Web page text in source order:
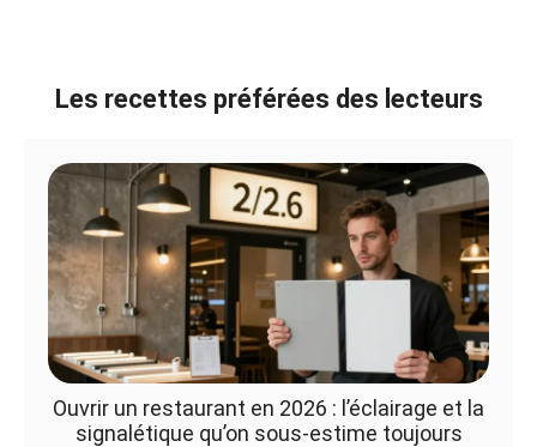
Les recettes préférées des lecteurs
Ouvrir un restaurant en 2026 : l’éclairage et la
signalétique qu’on sous-estime toujours